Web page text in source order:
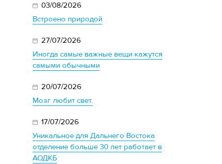
03/08/2026
Встроено природой
27/07/2026
Иногда самые важные вещи кажутся
самыми обычными
20/07/2026
Мозг любит свет.
17/07/2026
Уникальное для Дальнего Востока
отделение больше 30 лет работает в
АОДКБ